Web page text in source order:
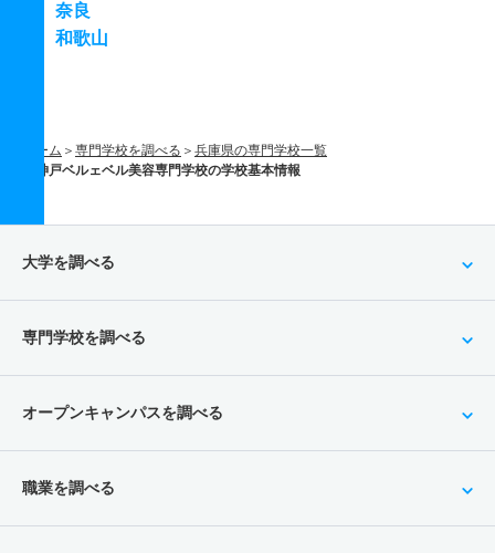
奈良
和歌山
ホーム 専門学校を調べる
兵庫県の専門学校一覧
神戸ベルェベル美容専門学校の学校基本情報
大学を調べる
専門学校を調べる
オープンキャンパスを調べる
職業を調べる